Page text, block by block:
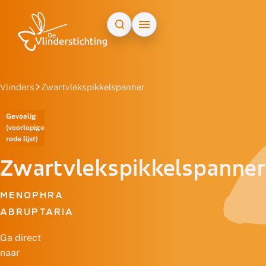
Vlinders Zwartvlekspikkelspanner
Gevoelig
(voorlopige
rode lijst)
Zwartvlekspikkelspanner
MENOPHRA
ABRUPTARIA
Ga direct
naar